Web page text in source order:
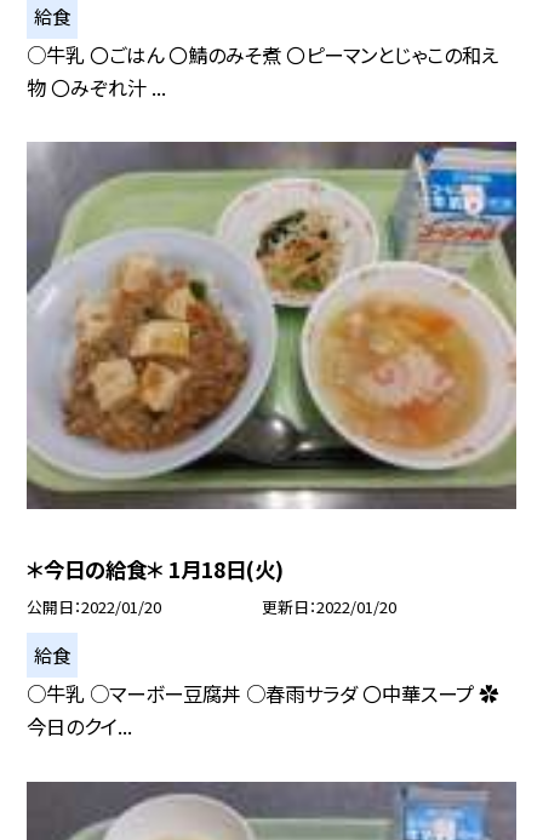
給食
○牛乳 〇ごはん 〇鯖のみそ煮 〇ピーマンとじゃこの和え
物 〇みぞれ汁 ...
＊今日の給食＊ 1月18日(火)
公開日 2022/01/20 更新日 2022/01/20
給食
○牛乳 ○マーボー豆腐丼 ○春雨サラダ 〇中華スープ ✿
今日のクイ...